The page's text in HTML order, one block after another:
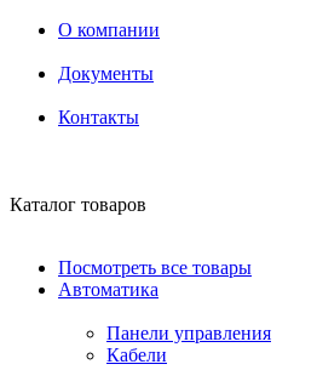
О компании
Документы
Контакты
Каталог товаров
Посмотреть все товары
Автоматика
Панели управления
Кабели